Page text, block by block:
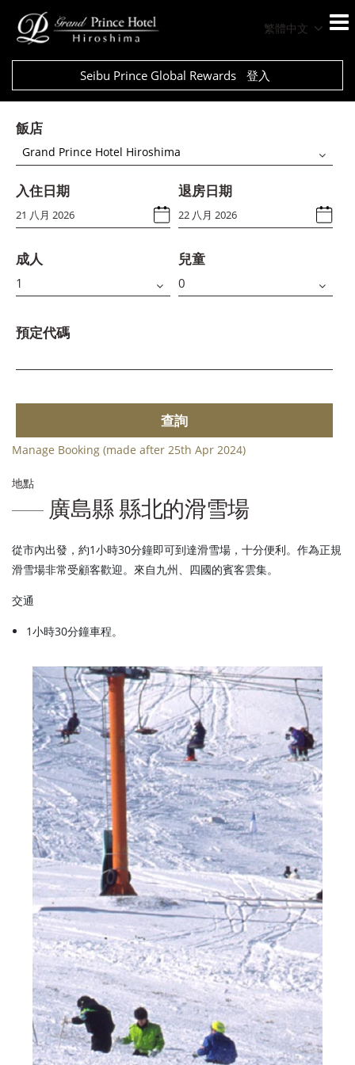
繁體中文
Seibu Prince Global Rewards 登入
飯店
Grand Prince Hotel Hiroshima
入住日期 退房日期
成人 兒童
預定代碼
查詢
Manage Booking (made after 25th Apr 2024)
地點
廣島縣 縣北的滑雪場
從市內出發，約1小時30分鐘即可到達滑雪場，十分便利。作為正規
滑雪場非常受顧客歡迎。來自九州、四國的賓客雲集。
交通
1小時30分鐘車程。